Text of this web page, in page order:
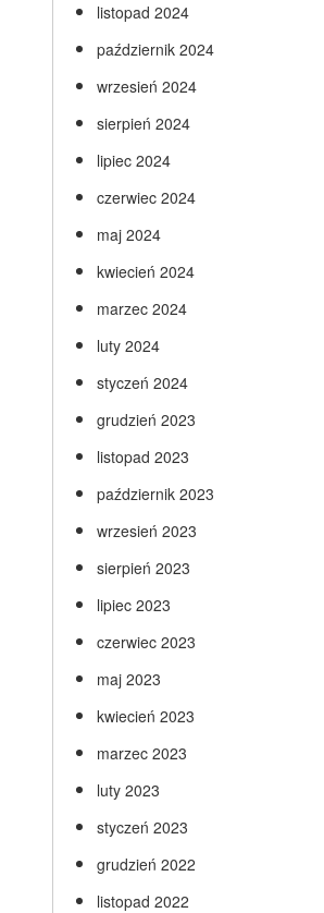
listopad 2024
październik 2024
wrzesień 2024
sierpień 2024
lipiec 2024
czerwiec 2024
maj 2024
kwiecień 2024
marzec 2024
luty 2024
styczeń 2024
grudzień 2023
listopad 2023
październik 2023
wrzesień 2023
sierpień 2023
lipiec 2023
czerwiec 2023
maj 2023
kwiecień 2023
marzec 2023
luty 2023
styczeń 2023
grudzień 2022
listopad 2022